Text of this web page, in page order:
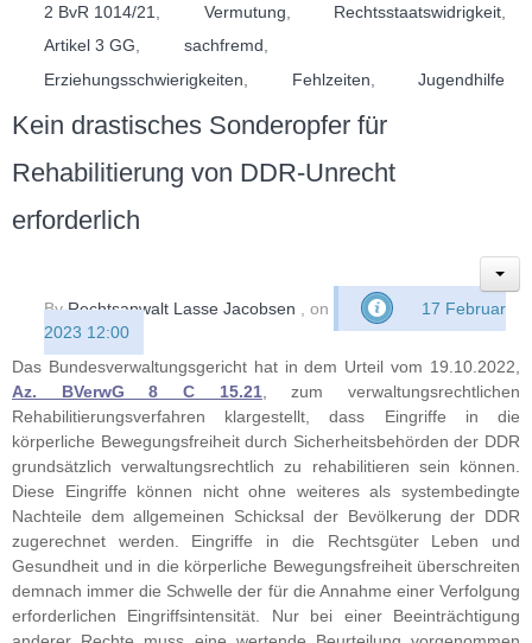
2 BvR 1014/21
Vermutung Rechtsstaatswidrigkeit
Artikel 3 GG, sachfremd,
Erziehungsschwierigkeiten
Fehlzeiten Jugendhilfe
Kein drastisches Sonderopfer für
Rehabilitierung von DDR-Unrecht
erforderlich
ByRechtsanwalt Lasse Jacobsen , on
17 Februar
2023 12:00
Das Bundesverwaltungsgericht hat in dem Urteil vom 19.10.2022,
Az. BVerwG 8 C 15.21, zum verwaltungsrechtlichen
Rehabilitierungsverfahren klargestellt, dass Eingriffe in die
körperliche Bewegungsfreiheit durch Sicherheitsbehörden der DDR
grundsätzlich verwaltungsrechtlich zu rehabilitieren sein können.
Diese Eingriffe können nicht ohne weiteres als systembedingte
Nachteile dem allgemeinen Schicksal der Bevölkerung der DDR
zugerechnet werden. Eingriffe in die Rechtsgüter Leben und
Gesundheit und in die körperliche Bewegungsfreiheit überschreiten
demnach immer die Schwelle der für die Annahme einer Verfolgung
erforderlichen Eingriffsintensität. Nur bei einer Beeinträchtigung